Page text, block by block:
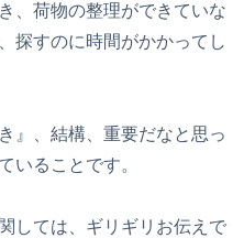
、荷物の整理ができていな
探すのに時間がかかってし
』、結構、重要だなと思っ
いることです。
しては、ギリギリお伝えで